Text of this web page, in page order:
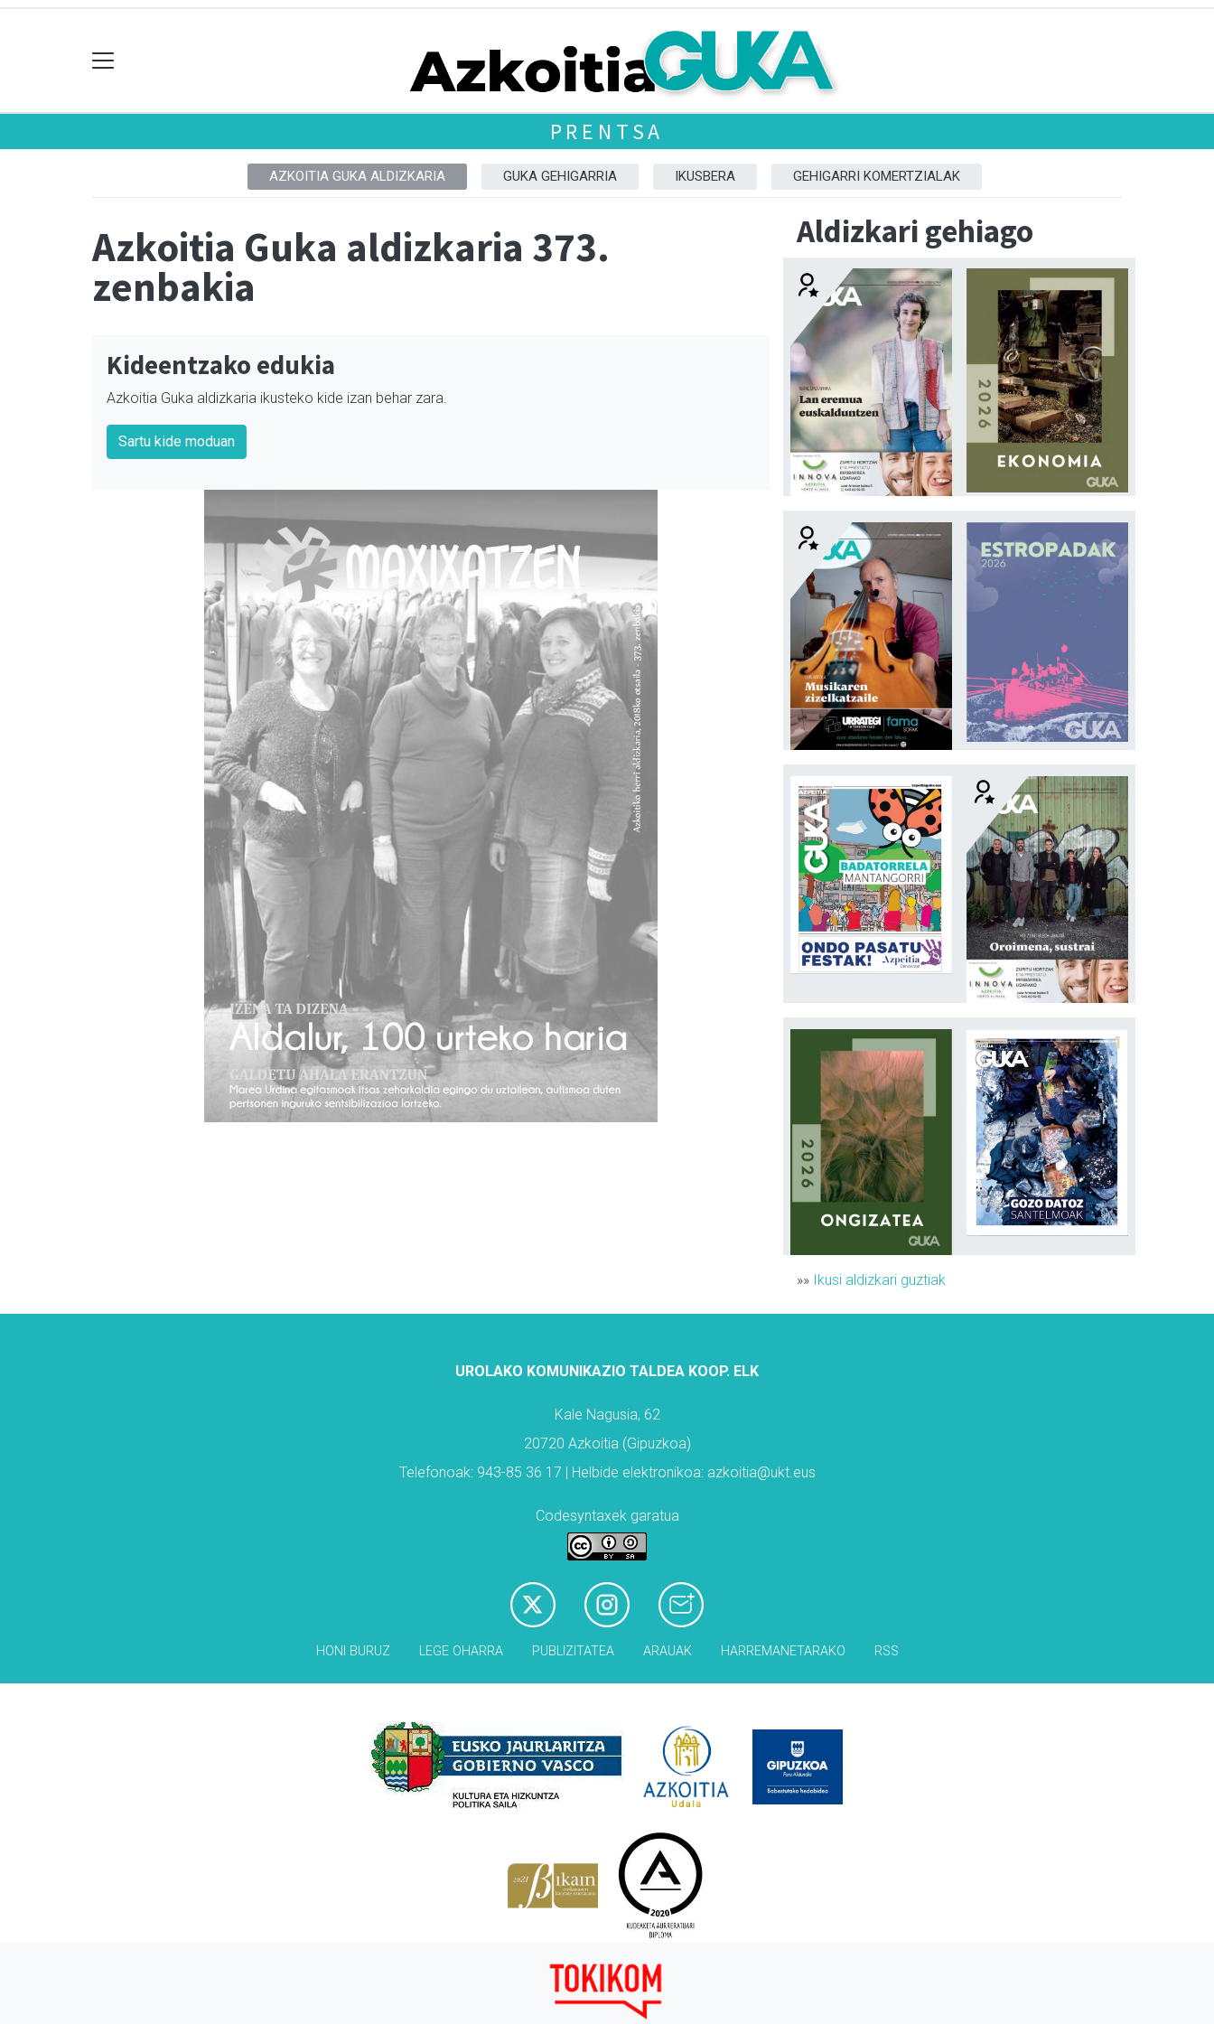
PRENTSA
AZKOITIA GUKA ALDIZKARIA GUKA GEHIGARRIA IKUSBERA GEHIGARRI KOMERTZIALAK
Azkoitia Guka aldizkaria 373.
zenbakia
Kideentzako edukia
Azkoitia Guka aldizkaria ikusteko kide izan behar zara.
Sartu kide moduan
Aldizkari gehiago
»» Ikusi aldizkari guztiak
UROLAKO KOMUNIKAZIO TALDEA KOOP. ELK
Kale Nagusia, 62
20720 Azkoitia (Gipuzkoa)
Telefonoak: 943-85 36 17 | Helbide elektronikoa: azkoitia@ukt.eus
Codesyntaxek garatua
HONI BURUZ LEGE OHARRA PUBLIZITATEA ARAUAK HARREMANETARAKO RSS